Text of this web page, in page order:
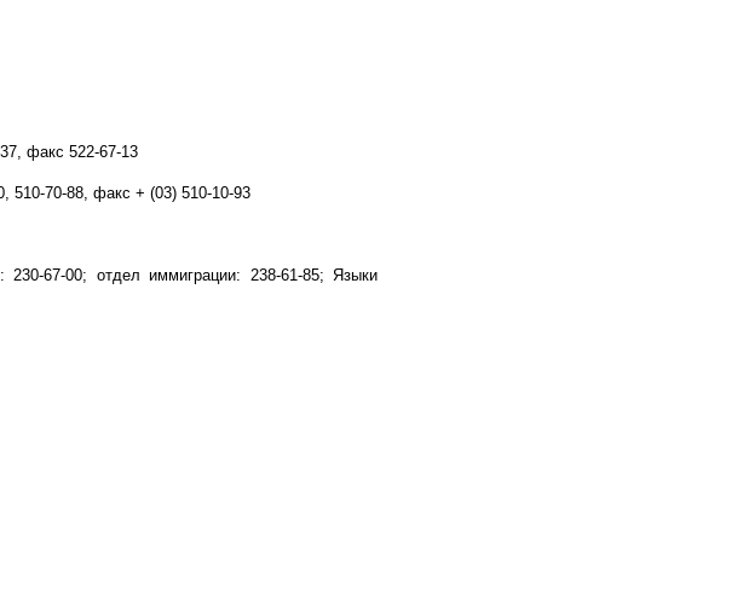
факс 522-67-13
510-70-88, факс + (03) 510-10-93
230-67-00; отдел иммиграции: 238-61-85; Языки